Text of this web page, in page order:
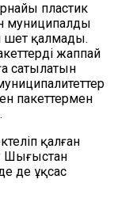
пластик
муниципалды
шет қалмады.
жаппай
сатылатын
пакеттермен
қалған
Шығыстан
де ұқсас